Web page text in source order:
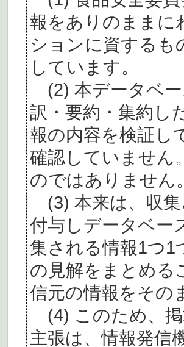
報をありのままに
ションに資するも
しています。
(2) 本データベー
訳・要約・集約し
報の内容を検証し
確認していません
のではありません。
(3) 本来は、収集
付与しデータベー
集される情報1つ1
の見解をまとめる
信元の情報をその
(4) このため、掲
主張は、情報発信